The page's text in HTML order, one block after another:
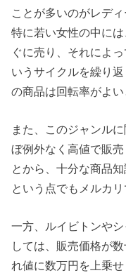
ことが多いのがレデ
特に若い女性の中に
ぐに売り、それによ
いうサイクルを繰り
の商品は回転率がよ
また、このジャンル
ぼ例外なく高値で販
とから、十分な商品
という点でもメルカ
一方、ルイビトンや
しては、販売価格が
れ値に数万円を上乗